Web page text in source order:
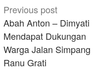
Post
navigation
Previous post
Abah Anton – Dimyati
Mendapat Dukungan
Warga Jalan Simpang
Ranu Grati